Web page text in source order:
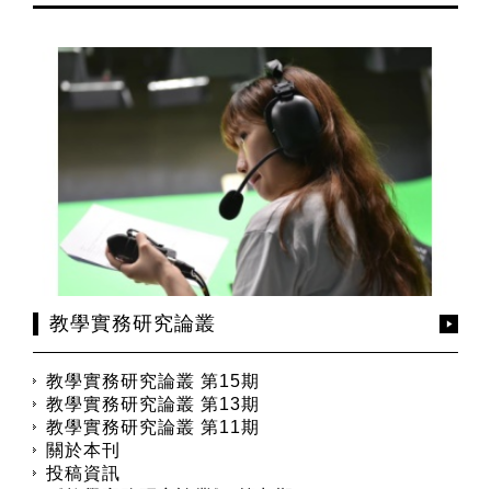
教學實務研究論叢
教學實務研究論叢 第15期
教學實務研究論叢 第13期
教學實務研究論叢 第11期
關於本刊
投稿資訊